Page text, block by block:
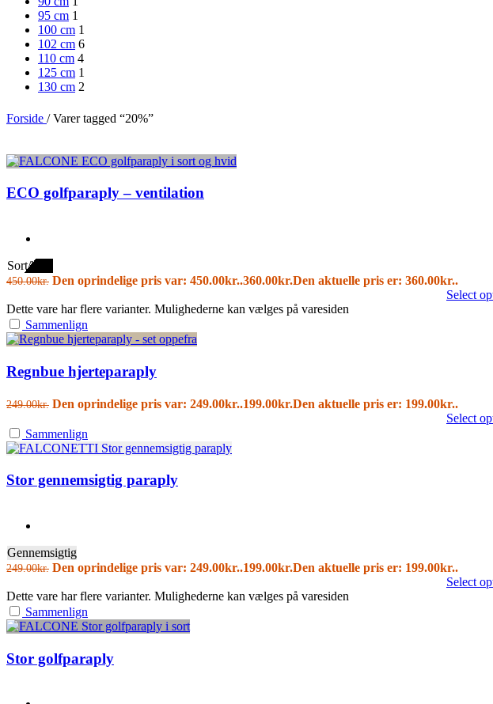
95 cm 1
100 cm 1
102 cm 6
110 cm 4
125 cm 1
130 cm 2
Forside / Varer tagged “20%”
ECO golfparaply – ventilation
Sort/hvid
450.00kr. Den oprindelige pris var: 450.00kr..360.00kr.Den aktuelle pris er: 360.00kr..
Select
Dette vare har flere varianter. Mulighederne kan vælges på varesiden
Sammenlign
Regnbue hjerteparaply
249.00kr. Den oprindelige pris var: 249.00kr..199.00kr.Den aktuelle pris er: 199.00kr..
Select
Sammenlign
Stor gennemsigtig paraply
Gennemsigtig
249.00kr. Den oprindelige pris var: 249.00kr..199.00kr.Den aktuelle pris er: 199.00kr..
Select
Dette vare har flere varianter. Mulighederne kan vælges på varesiden
Sammenlign
Stor golfparaply